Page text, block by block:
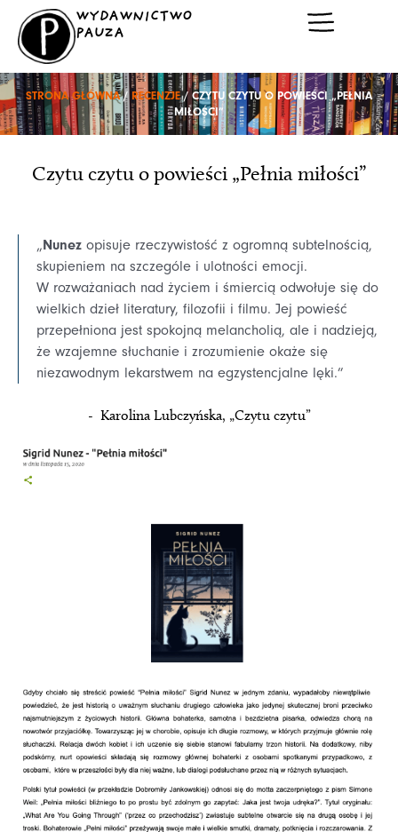
Przejdź
treści
WYDAWNICTWO
PAUZA
STRONA GŁÓWNA/ RECENZJE/ CZYTU CZYTU O POWIEŚCI „PEŁNIA
MIŁOŚCI”
Czytu czytu o powieści „Pełnia miłości”
„Nunezopisuje rzeczywistość z ogromną subtelnością,
skupieniem na szczególe i ulotności emocji.
W rozważaniach nad życiem i śmiercią odwołuje się do
wielkich dzieł literatury, filozofii i filmu. Jej powieść
przepełniona jest spokojną melancholią, ale i nadzieją,
że wzajemne słuchanie i zrozumienie okaże się
niezawodnym lekarstwem na egzystencjalne lęki.”
- Karolina Lubczyńska, „Czytu czytu”